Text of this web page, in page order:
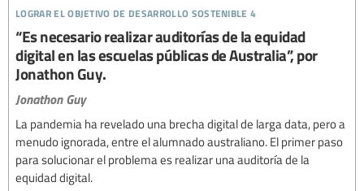
lograr el objetivo de desarrollo sostenible 4
“Es necesario realizar auditorías de la equidad
digital en las escuelas públicas de Australia”, por
Jonathon Guy.
Jonathon Guy
La pandemia ha revelado una brecha digital de larga data, pero a
menudo ignorada, entre el alumnado australiano. El primer paso
para solucionar el problema es realizar una auditoría de la
equidad digital.